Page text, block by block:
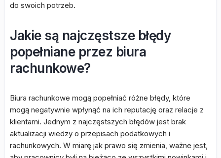
do swoich potrzeb.
Jakie są najczęstsze błędy
popełniane przez biura
rachunkowe?
Biura rachunkowe mogą popełniać różne błędy, które
mogą negatywnie wpłynąć na ich reputację oraz relacje z
klientami. Jednym z najczęstszych błędów jest brak
aktualizacji wiedzy o przepisach podatkowych i
rachunkowych. W miarę jak prawo się zmienia, ważne jest,